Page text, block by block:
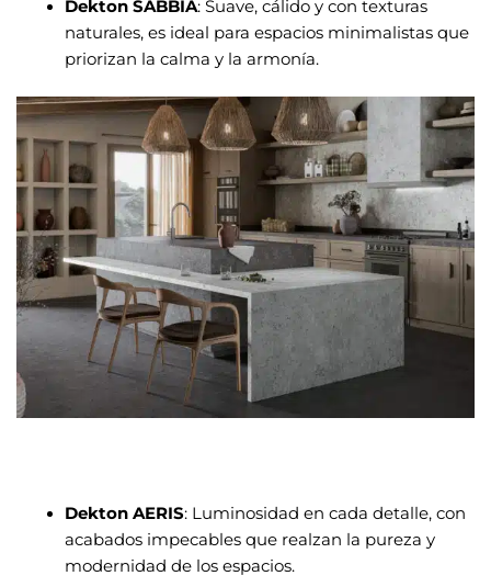
Dekton SABBIA: Suave, cálido y con texturas
naturales, es ideal para espacios minimalistas que
priorizan la calma y la armonía.
Dekton AERIS: Luminosidad en cada detalle, con
acabados impecables que realzan la pureza y
modernidad de los espacios.